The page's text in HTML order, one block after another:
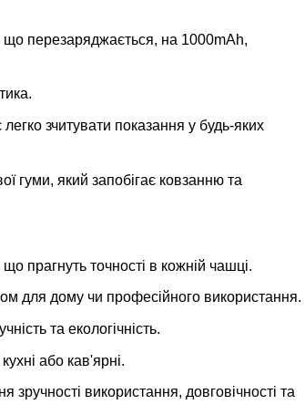
що перезаряджається, на 1000mAh,
зчитувати показання у будь-яких
гуми, який запобігає ковзанню та
прагнуть точності в кожній чашці.
для дому чи професійного використання.
та екологічність.
або кав'ярні.
використання, довговічності та